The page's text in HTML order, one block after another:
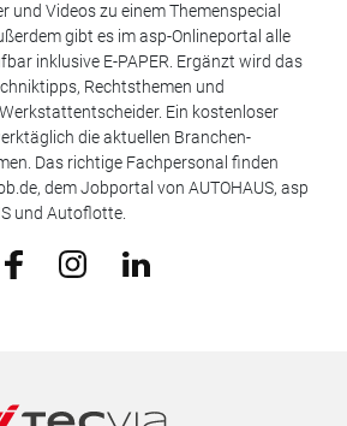
und Videos zu einem Themenspecial
gibt es im asp-Onlineportal alle
inklusive E-PAPER. Ergänzt wird das
Rechtsthemen und
Ein kostenloser
die aktuellen Branchen-
Das richtige Fachpersonal finden
dem Jobportal von AUTOHAUS, asp
und Autoflotte.